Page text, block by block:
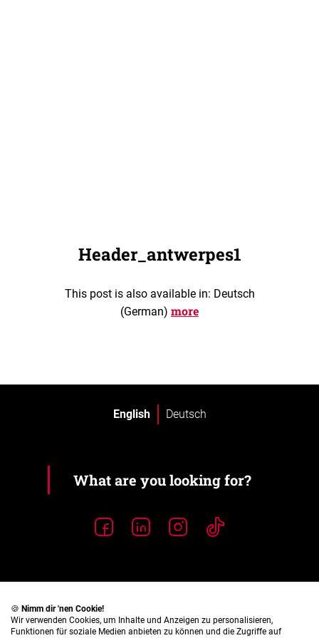
Header_antwerpes1
This post is also available in: Deutsch
(German) more
English Deutsch
🍪 Nimm dir 'nen Cookie!
Wir verwenden Cookies, um Inhalte und Anzeigen zu personalisieren,
Funktionen für soziale Medien anbieten zu können und die Zugriffe auf